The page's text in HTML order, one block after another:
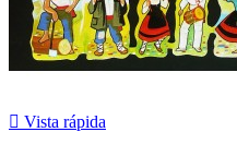
 Vista rápida